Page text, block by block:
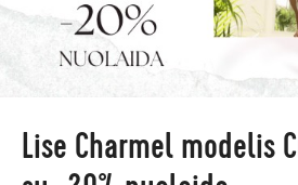
Lise Charmel modelis